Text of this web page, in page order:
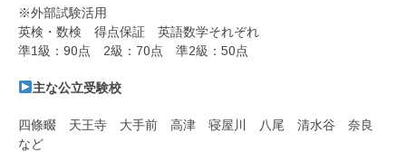
※外部試験活用
英検・数検 得点保証 英語数学それぞれ
準1級：90点 2級：70点 準2級：50点
主な公立受験校
四條畷 天王寺 大手前 高津 寝屋川 八尾 清水谷 奈良
など